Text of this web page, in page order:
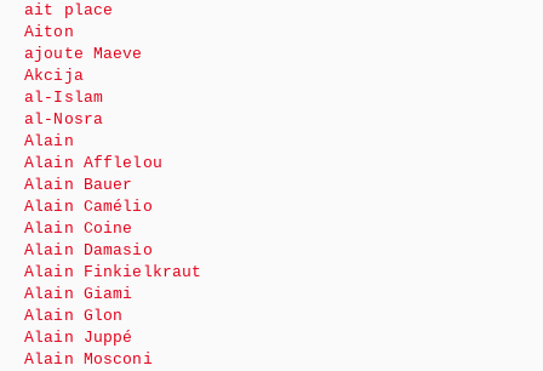
ait place
Aiton
ajoute Maeve
Akcija
al-Islam
al-Nosra
Alain
Alain Afflelou
Alain Bauer
Alain Camélio
Alain Coine
Alain Damasio
Alain Finkielkraut
Alain Giami
Alain Glon
Alain Juppé
Alain Mosconi